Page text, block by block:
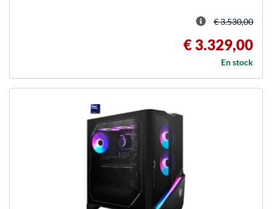
€ 3.530,00
€ 3.329,00
En stock